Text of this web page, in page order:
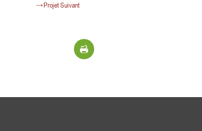
←Projet Suivant